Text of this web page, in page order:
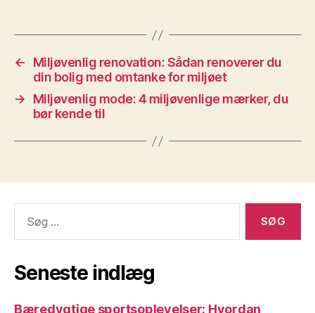
←
Miljøvenlig renovation: Sådan renoverer du
din bolig med omtanke for miljøet
→
Miljøvenlig mode: 4 miljøvenlige mærker, du
bør kende til
efter:
Seneste indlæg
Bæredygtige sportsoplevelser: Hvordan